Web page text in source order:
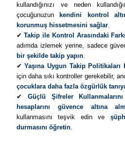
kullandığınızı ve neden
çocuğunuzunkendini kontrol
korunmuş hissetmesini sağlar.
✔Takip ile Kontrol Arasındaki
adımda izlemek yerine, sadece
bir şekilde takip yapın.
✔Yaşına Uygun Takip Politikaları
için daha sıkı kontroller gerekebilir,
çocuklara daha fazla özgürlük
✔ Güçlü Şifreler Kullanmalarını
hesaplarını güvence altına
kullanmasını teşvik edin ve
durmasını öğretin.